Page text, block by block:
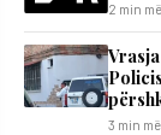
2 min
3 min